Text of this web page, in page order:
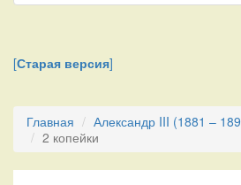
[Старая версия]
Главная Александр III (1881 –
2 копейки